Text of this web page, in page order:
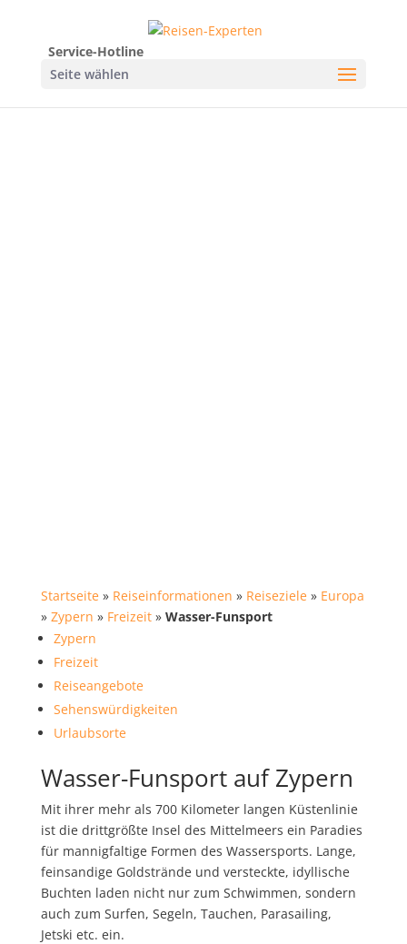
Service-Hotline
Seite wählen
Startseite» Reiseinformationen » Reiseziele» Europa
» Zypern » Freizeit» Wasser-Funsport
Zypern
Freizeit
Reiseangebote
Sehenswürdigkeiten
Urlaubsorte
Wasser-Funsport auf Zypern
Mit ihrer mehr als 700 Kilometer langen Küstenlinie
ist die drittgrößte Insel des Mittelmeers ein Paradies
für mannigfaltige Formen des Wassersports. Lange,
feinsandige Goldstrände und versteckte, idyllische
Buchten laden nicht nur zum Schwimmen, sondern
auch zum Surfen, Segeln, Tauchen, Parasailing,
Jetski etc. ein.